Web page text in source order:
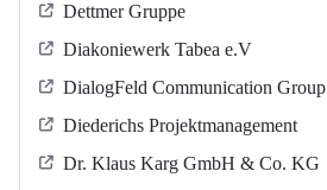
Dettmer Gruppe
Diakoniewerk Tabea e.V
DialogFeld Communication Group
Diederichs Projektmanagement
Dr. Klaus Karg GmbH & Co. KG